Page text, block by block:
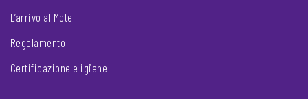
L’arrivo al Motel
Regolamento
Certificazione e igiene